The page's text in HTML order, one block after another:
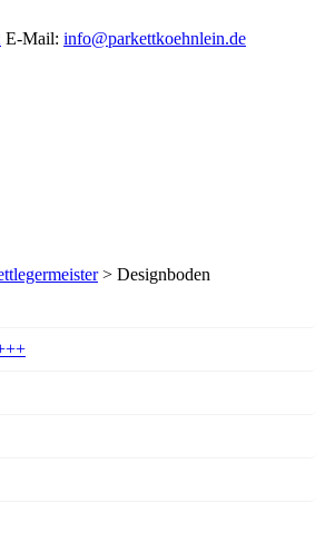
E-Mail: info@parkettkoehnlein.de
> Designboden